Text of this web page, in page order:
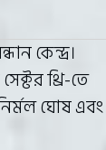
কেন্দ্র।
থ্রি-তে
ঘোষ এবং